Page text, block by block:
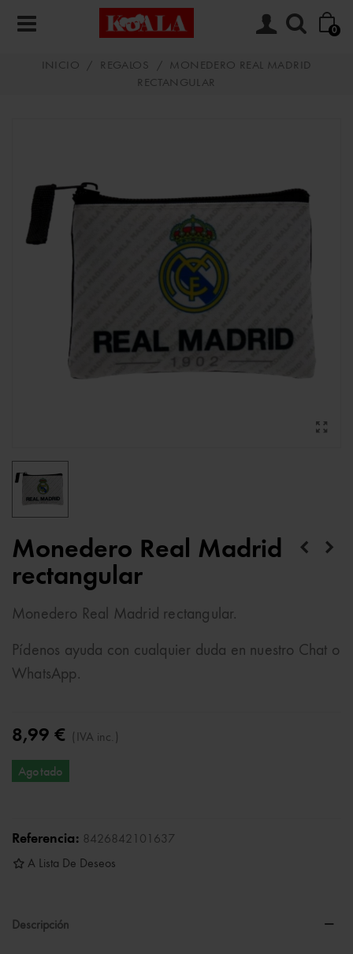
0
INICIO / REGALOS /
MONEDERO REAL MADRID
RECTANGULAR
Monedero Real Madrid
rectangular
Monedero Real Madrid rectangular.
Pídenos ayuda con cualquier duda en nuestro Chat o
WhatsApp.
8,99 € (IVA inc.)
Agotado
Referencia: 8426842101637
A Lista De Deseos
Descripción